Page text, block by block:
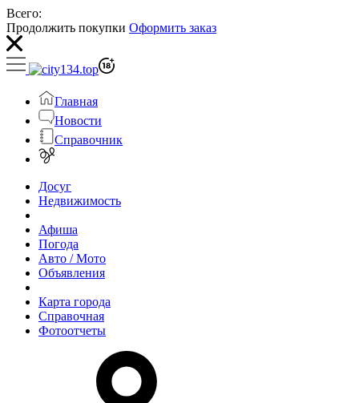
Всего:
Продолжить покупки Оформить заказ
Главная
Новости
Справочник
Досуг
Недвижимость
Афиша
Погода
Авто / Мото
Объявления
Карта города
Справочная
Фотоотчеты